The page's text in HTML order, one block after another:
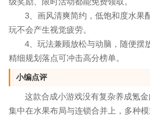
3、画风清爽简约，低饱和度水果
玩不会产生视觉疲劳。
4、玩法兼顾放松与动脑，随便摆
精细规划落点可冲击高分榜单。
小编点评
这款合成小游戏没有复杂养成氪
集中在水果布局与连锁合并上，多种